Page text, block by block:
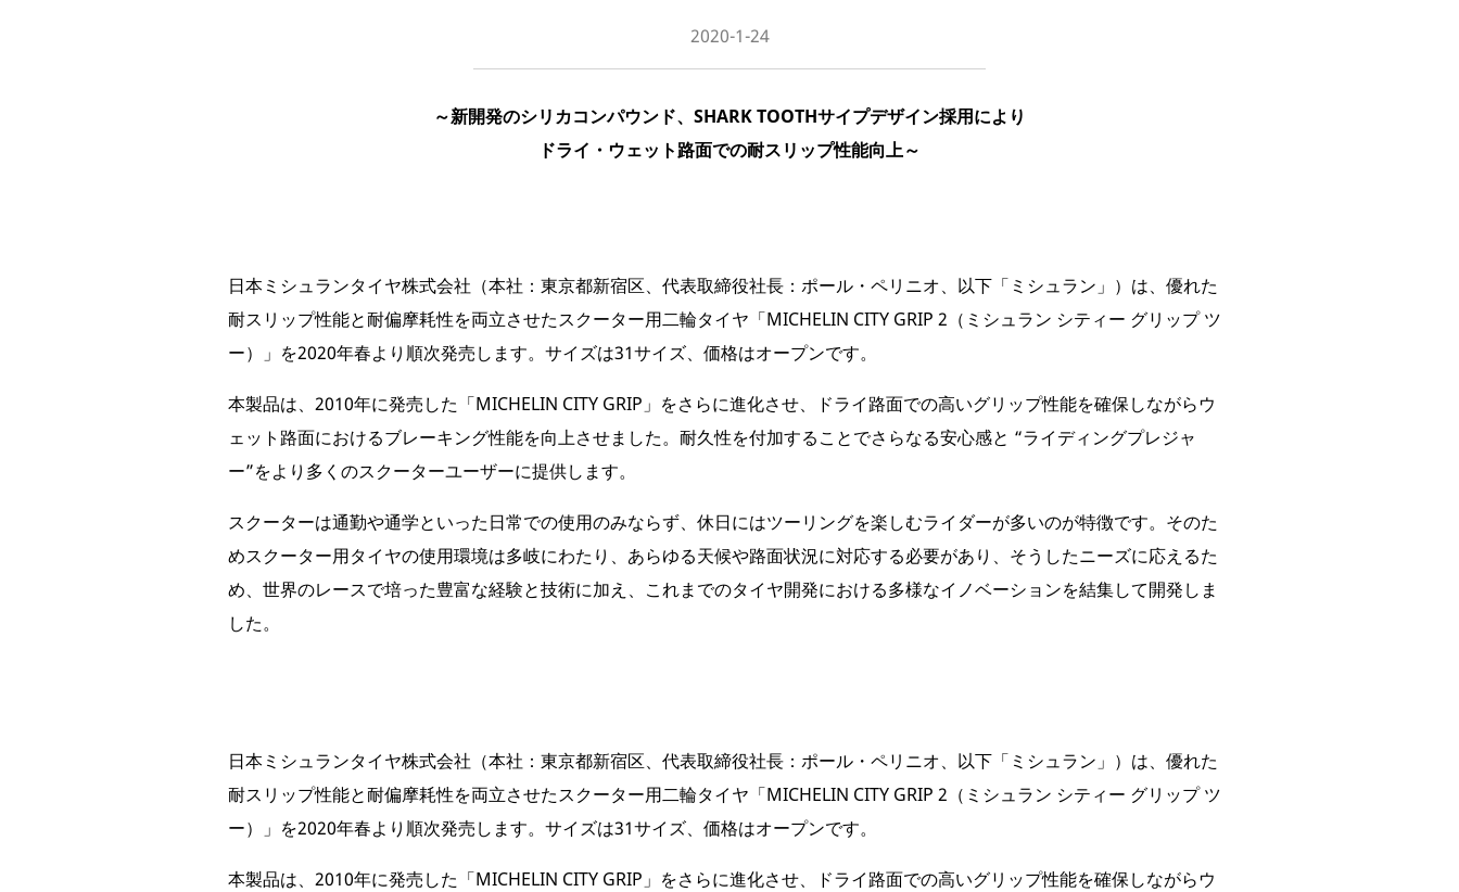
2020-1-24
～新開発のシリカコンパウンド、SHARK TOOTHサイプデザイン採用により
ドライ・ウェット路面での耐スリップ性能向上～
日本ミシュランタイヤ株式会社（本社：東京都新宿区、代表取締役社長：ポール・ペリニオ、以下「ミシュラン」）は、優れた
耐スリップ性能と耐偏摩耗性を両立させたスクーター用二輪タイヤ「MICHELIN CITY GRIP 2（ミシュラン シティー グリップ ツ
ー）」を2020年春より順次発売します。サイズは31サイズ、価格はオープンです。
本製品は、2010年に発売した「MICHELIN CITY GRIP」をさらに進化させ、ドライ路面での高いグリップ性能を確保しながらウ
ェット路面におけるブレーキング性能を向上させました。耐久性を付加することでさらなる安心感と “ライディングプレジャ
ー”をより多くのスクーターユーザーに提供します。
スクーターは通勤や通学といった日常での使用のみならず、休日にはツーリングを楽しむライダーが多いのが特徴です。そのた
めスクーター用タイヤの使用環境は多岐にわたり、あらゆる天候や路面状況に対応する必要があり、そうしたニーズに応えるた
め、世界のレースで培った豊富な経験と技術に加え、これまでのタイヤ開発における多様なイノベーションを結集して開発しま
した。
日本ミシュランタイヤ株式会社（本社：東京都新宿区、代表取締役社長：ポール・ペリニオ、以下「ミシュラン」）は、優れた
耐スリップ性能と耐偏摩耗性を両立させたスクーター用二輪タイヤ「MICHELIN CITY GRIP 2（ミシュラン シティー グリップ ツ
ー）」を2020年春より順次発売します。サイズは31サイズ、価格はオープンです。
本製品は、2010年に発売した「MICHELIN CITY GRIP」をさらに進化させ、ドライ路面での高いグリップ性能を確保しながらウ